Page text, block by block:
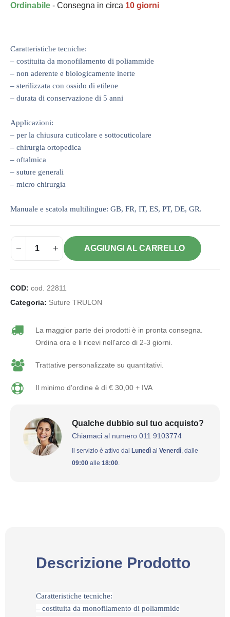
Ordinabile - Consegna in circa 10 giorni
Caratteristiche tecniche:
– costituita da monofilamento di poliammide
– non aderente e biologicamente inerte
– sterilizzata con ossido di etilene
– durata di conservazione di 5 anni
Applicazioni:
– per la chiusura cuticolare e sottocuticolare
– chirurgia ortopedica
– oftalmica
– suture generali
– micro chirurgia
Manuale e scatola multilingue: GB, FR, IT, ES, PT, DE, GR.
AGGIUNGI AL CARRELLO
COD: cod. 22811
Categoria: Suture TRULON
La maggior parte dei prodotti è in pronta consegna.
Ordina ora e li ricevi nell'arco di 2-3 giorni.
Trattative personalizzate su quantitativi.
Il minimo d'ordine è di € 30,00 + IVA
Qualche dubbio sul tuo acquisto?
Chiamaci al numero 011 9103774
Il servizio è attivo dal Lunedì al Venerdì, dalle
09:00 alle 18:00.
Descrizione Prodotto
Caratteristiche tecniche:
– costituita da monofilamento di poliammide